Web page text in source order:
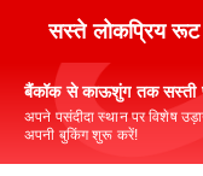
सस्ते लोकप्रिय रूट
बैंकॉक से काऊशुंग तक सस्ती
अपने पसंदीदा स्थान पर विशेष
अपनी बुकिंग शुरू करें!